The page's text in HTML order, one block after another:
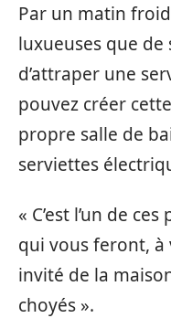
Par un matin
luxueuses que
d’attraper une
pouvez créer
propre salle de
serviettes
« C’est l’un de
qui vous feront, à
invité de la
choyés ».